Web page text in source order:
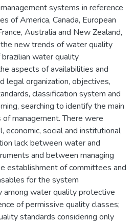
systems in reference
of America, Canada, European
Australia and New Zealand,
new trends of water quality
water quality
aspects of availabilities and
legal organization, objectives,
classification system and
searching to identify the main
management. There were
economic, social and institutional
lack between water and
and between managing
establishment of committees and
for the system
among water quality protective
of permissive quality classes;
standards considering only